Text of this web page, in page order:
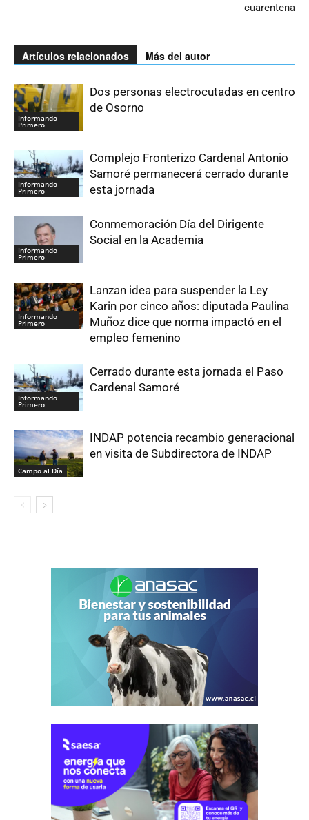
cuarentena
Artículos relacionados Más del autor
Informando
Primero
Dos personas electrocutadas en centro
de Osorno
Informando
Primero
Complejo Fronterizo Cardenal Antonio
Samoré permanecerá cerrado durante
esta jornada
Informando
Primero
Conmemoración Día del Dirigente
Social en la Academia
Informando
Primero
Lanzan idea para suspender la Ley
Karin por cinco años: diputada Paulina
Muñoz dice que norma impactó en el
empleo femenino
Informando
Primero
Cerrado durante esta jornada el Paso
Cardenal Samoré
Campo al Día
INDAP potencia recambio generacional
en visita de Subdirectora de INDAP